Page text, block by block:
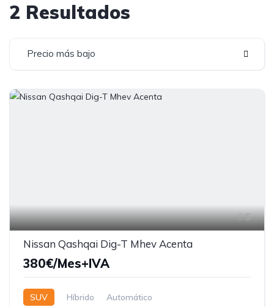
2 Resultados
Precio más bajo
5
Nissan Qashqai Dig-T Mhev Acenta
380€/Mes+IVA
SUV Híbrido Automático